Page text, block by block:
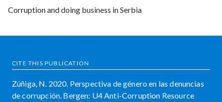
Corruption and doing business in Serbia
CITE THIS PUBLICATION
Zúñiga, N. 2020. Perspectiva de género en las denuncias
de corrupción. Bergen: U4 Anti-Corruption Resource